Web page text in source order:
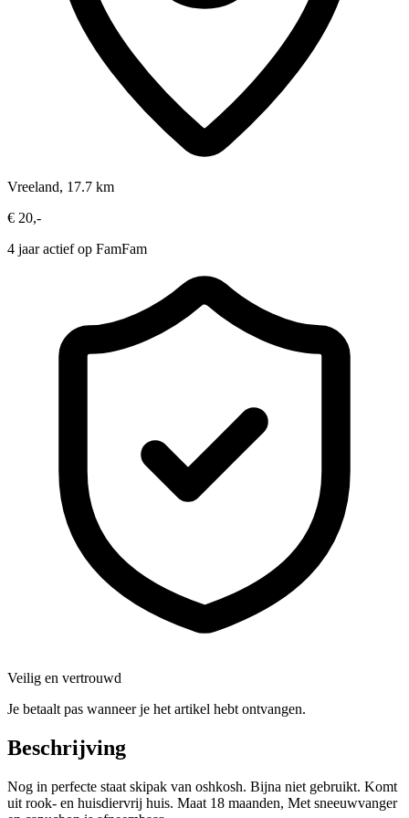
Vreeland, 17.7 km
€ 20,-
4 jaar actief op FamFam
Veilig en vertrouwd
Je betaalt pas wanneer je het artikel hebt ontvangen.
Beschrijving
Nog in perfecte staat skipak van oshkosh. Bijna niet gebruikt. Komt
uit rook- en huisdiervrij huis. Maat 18 maanden, Met sneeuwvanger